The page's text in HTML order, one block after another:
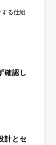
る仕組
確認し
計とセ